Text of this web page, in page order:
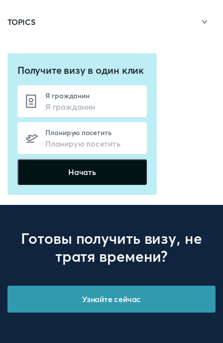
TOPICS
Получите визу в один клик
Я гражданин
Планирую посетить
Начать
Готовы получить визу, не
тратя времени?
Узнайте сейчас